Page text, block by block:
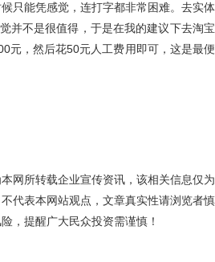
只能凭感觉，连打字都非常困难。去实体
并不是很值得，于是在我的建议下去淘宝
元，然后花50元人工费用即可，这是最便
网所转载企业宣传资讯，该相关信息仅为
代表本网站观点，文章真实性请浏览者慎
，提醒广大民众投资需谨慎！